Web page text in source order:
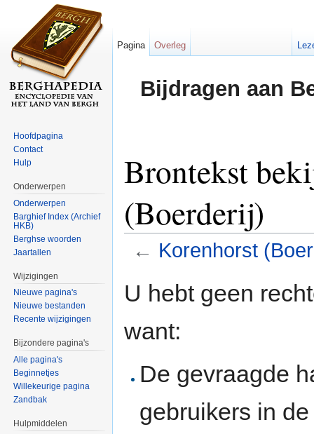
Bijdragen aan
Brontekst
(Boerderij)
← Korenhorst
U hebt geen
want:
De gevraagde
gebruikers in
Pagina Overleg
Hoofdpagina
Contact
Hulp
Onderwerpen
Onderwerpen
Barghief Index (Archief
HKB)
Berghse woorden
Jaartallen
Wijzigingen
Nieuwe pagina's
Nieuwe bestanden
Recente wijzigingen
Bijzondere pagina's
Alle pagina's
Beginnetjes
Willekeurige pagina
Zandbak
Hulpmiddelen